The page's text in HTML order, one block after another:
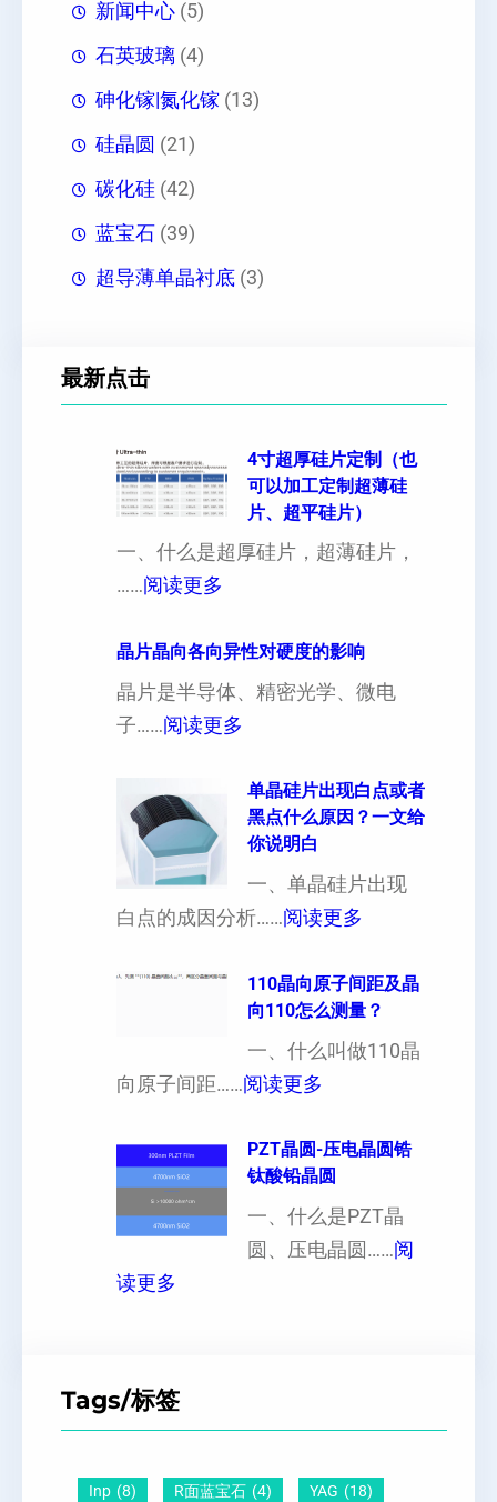
新闻中心 (5)
石英玻璃 (4)
砷化镓|氮化镓 (13)
硅晶圆 (21)
碳化硅 (42)
蓝宝石 (39)
超导薄单晶衬底 (3)
最新点击
4寸超厚硅片定制（也
可以加工定制超薄硅
片、超平硅片）
一、什么是超厚硅片，超薄硅片，
……阅读更多
寸
超
厚
也
以
定
超
薄
硅
晶片晶向各向异性对硬度的影响
晶片是半导体、精密光学、微电
子……阅读更多
片
晶
向
各
向
性
对
硬
度
影
响
单晶硅片出现白点或者
黑点什么原因？一文给
你说明白
一、单晶硅片出现
白点的成因分析……阅读更多
晶
硅
片
白
或
者
？
110晶向原子间距及晶
向110怎么测量？
一、什么叫做110晶
向原子间距……阅读更多
1
0
晶
向
向
PZT晶圆-压电晶圆锆
钛酸铅晶圆
一、什么是PZT晶
圆、压电晶圆……阅
读更多
晶
-
Tags/标签
Inp (8) R面蓝宝石 (4) YAG (18)